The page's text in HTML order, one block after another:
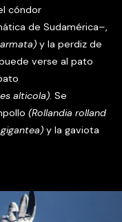
cóndor
de Sudamérica–,
y la perdiz de
verse al pato
alticola). Se
(Rollandia rolland
y la gaviota